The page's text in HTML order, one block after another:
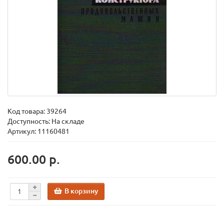
Код товара: 39264
Доступность: На складе
Артикул: 11160481
600.00 р.
В корзину